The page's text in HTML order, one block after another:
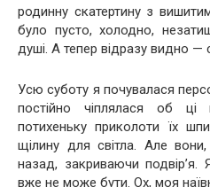
родинну скатертину з
було пусто, холодно,
душі. А тепер відразу видно —
Усю суботу я почувалася
постійно чіплялася об ці
потихеньку приколоти їх
щілину для світла. Але
назад, закриваючи
вже не може бути. Ох, моя